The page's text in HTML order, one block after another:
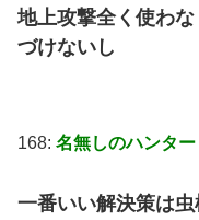
地上攻撃全く使わ
づけないし
168: 名無しのハンター
一番いい解決策は